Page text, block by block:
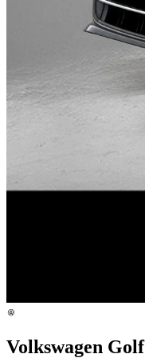
Volkswagen Golf